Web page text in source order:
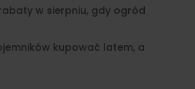
w sierpniu, gdy ogród
kupować latem, a